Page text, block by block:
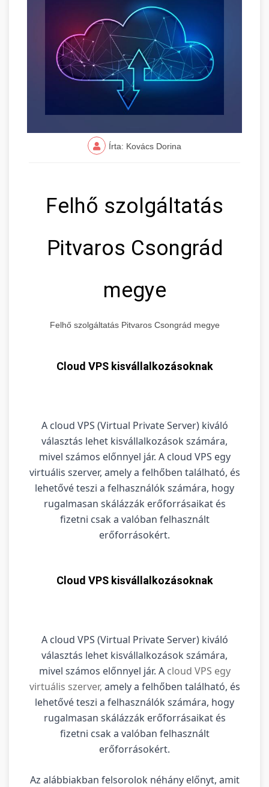
Írta: Kovács Dorina
Felhő szolgáltatás
Pitvaros Csongrád
megye
Felhő szolgáltatás Pitvaros Csongrád megye
Cloud VPS kisvállalkozásoknak
A cloud VPS (Virtual Private Server) kiváló
választás lehet kisvállalkozások számára,
mivel számos előnnyel jár. A cloud VPS egy
virtuális szerver, amely a felhőben található, és
lehetővé teszi a felhasználók számára, hogy
rugalmasan skálázzák erőforrásaikat és
fizetni csak a valóban felhasznált
erőforrásokért.
Cloud VPS kisvállalkozásoknak
A cloud VPS (Virtual Private Server) kiváló
választás lehet kisvállalkozások számára,
mivel számos előnnyel jár. A cloud VPS egy
virtuális szerver, amely a felhőben található, és
lehetővé teszi a felhasználók számára, hogy
rugalmasan skálázzák erőforrásaikat és
fizetni csak a valóban felhasznált
erőforrásokért.
Az alábbiakban felsorolok néhány előnyt, amit